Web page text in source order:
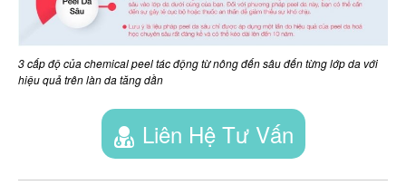
3 cấp độ của chemical peel tác động từ nông đến sâu đến từng lớp da với
hiệu quả trên làn da tăng dần
Liên Hệ Tư Vấn